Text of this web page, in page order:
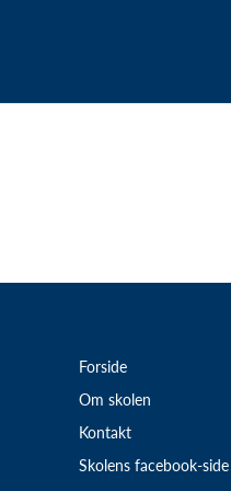
Forside
Om skolen
Kontakt
Skolens facebook-side